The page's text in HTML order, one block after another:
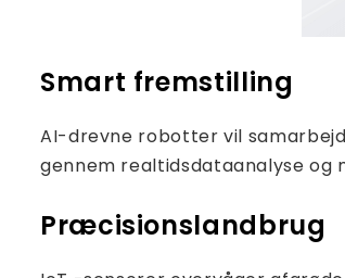
Smart fremstilling
AI-drevne robotter vil
gennem realtidsdataanalyse og
Præcisionslandbrug